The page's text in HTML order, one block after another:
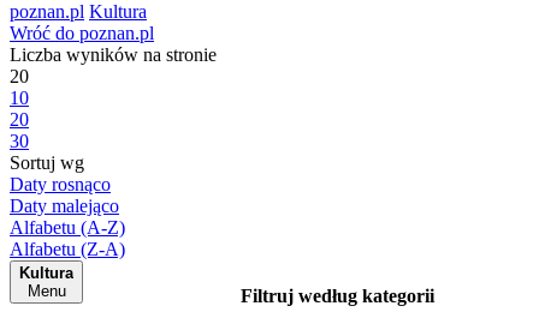
poznan.pl Kultura
Wróć do poznan.pl
Liczba wyników na stronie
20
10
20
30
Sortuj wg
Daty rosnąco
Daty malejąco
Alfabetu (A-Z)
Alfabetu (Z-A)
Kultura
Menu
Filtruj według kategorii